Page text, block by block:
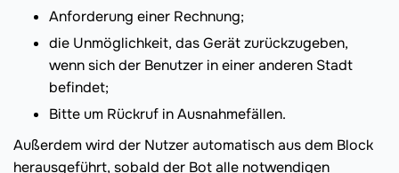
Anforderung einer Rechnung;
die Unmöglichkeit, das Gerät zurückzugeben,
wenn sich der Benutzer in einer anderen Stadt
befindet;
Bitte um Rückruf in Ausnahmefällen.
Außerdem wird der Nutzer automatisch aus dem Block
herausgeführt, sobald der Bot alle notwendigen